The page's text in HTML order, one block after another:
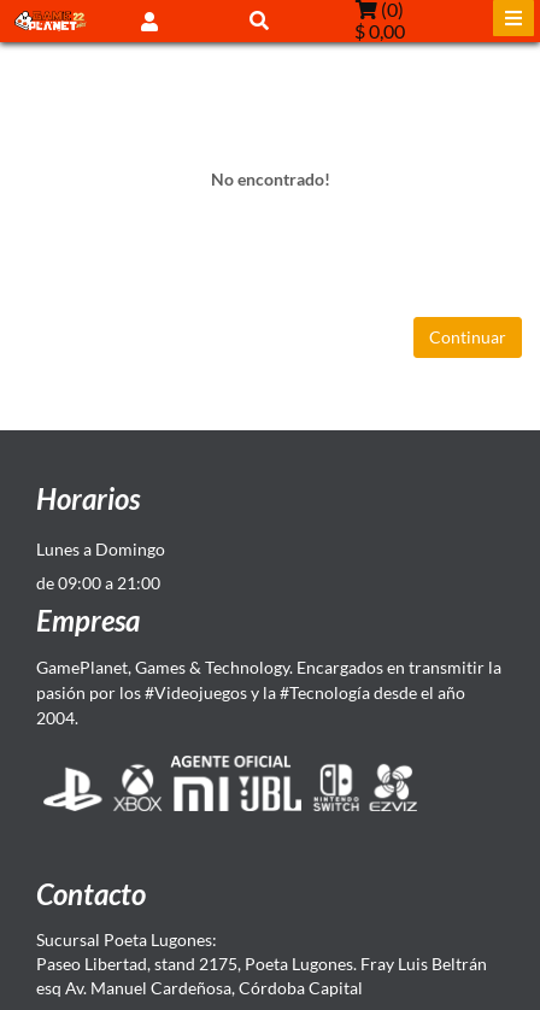
(0)
$ 0,00
No encontrado!
Continuar
Horarios
Lunes a Domingo
de 09:00 a 21:00
Empresa
GamePlanet, Games & Technology. Encargados en transmitir la
pasión por los #Videojuegos y la #Tecnología desde el año
2004.
Contacto
Sucursal Poeta Lugones:
Paseo Libertad, stand 2175, Poeta Lugones. Fray Luis Beltrán
esq Av. Manuel Cardeñosa, Córdoba Capital